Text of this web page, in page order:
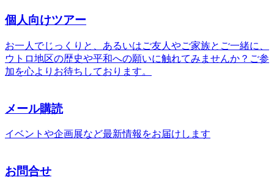
個人向けツアー
お一人でじっくりと、あるいはご友人やご家族とご一緒に、
ウトロ地区の歴史や平和への願いに触れてみませんか？ご参
加を心よりお待ちしております。
メール購読
イベントや企画展など最新情報をお届けします
お問合せ